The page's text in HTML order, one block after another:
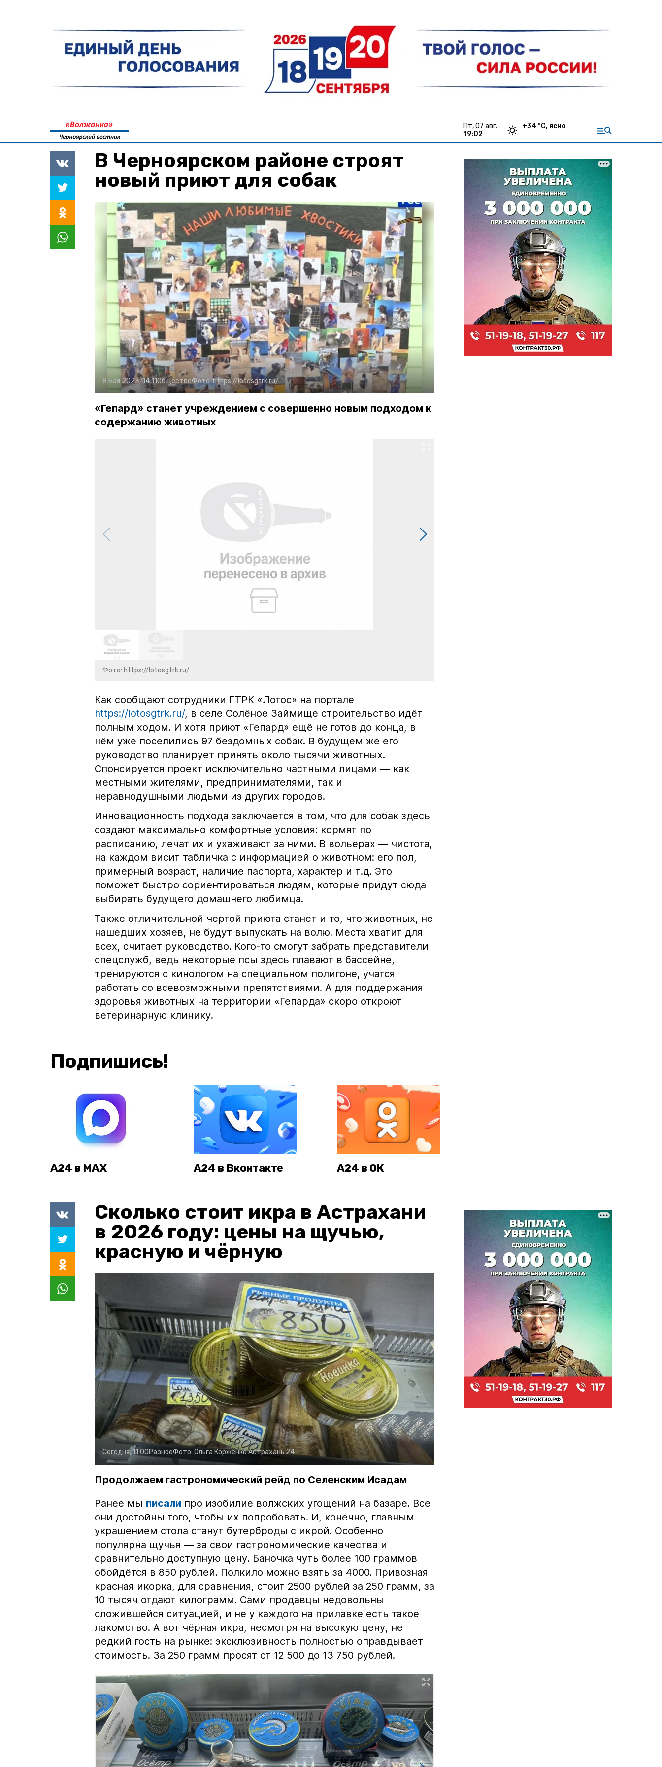
пт, 07 авг.
19:02
+34 °С, ясно
В Черноярском районе строят
новый приют для собак
8 мая 2023, 14:11ОбществоФото:https://lotosgtrk.ru/
«Гепард» станет учреждением с совершенно новым подходом к
содержанию животных
Фото: https://lotosgtrk.ru/
Как сообщают сотрудники ГТРК «Лотос» на портале
https://lotosgtrk.ru/, в селе Солёное Займище строительство идёт
полным ходом. И хотя приют «Гепард» ещё не готов до конца, в
нём уже поселились 97 бездомных собак. В будущем же его
руководство планирует принять около тысячи животных.
Спонсируется проект исключительно частными лицами — как
местными жителями, предпринимателями, так и
неравнодушными людьми из других городов.
Инновационность подхода заключается в том, что для собак здесь
создают максимально комфортные условия: кормят по
расписанию, лечат их и ухаживают за ними. В вольерах — чистота,
на каждом висит табличка с информацией о животном: его пол,
примерный возраст, наличие паспорта, характер и т.д. Это
поможет быстро сориентироваться людям, которые придут сюда
выбирать будущего домашнего любимца.
Также отличительной чертой приюта станет и то, что животных, не
нашедших хозяев, не будут выпускать на волю. Места хватит для
всех, считает руководство. Кого-то смогут забрать представители
спецслужб, ведь некоторые псы здесь плавают в бассейне,
тренируются с кинологом на специальном полигоне, учатся
работать со всевозможными препятствиями. А для поддержания
здоровья животных на территории «Гепарда» скоро откроют
ветеринарную клинику.
Подпишись!
А24 в MAX А24 в Вконтакте А24 в ОК
Сколько стоит икра в Астрахани
в 2026 году: цены на щучью,
красную и чёрную
Сегодня, 11:00РазноеФото: Ольга КорженкоАстрахань 24
Продолжаем гастрономический рейд по Селенским Исадам
Ранее мы писали про изобилие волжских угощений на базаре. Все
они достойны того, чтобы их попробовать. И, конечно, главным
украшением стола станут бутерброды с икрой. Особенно
популярна щучья — за свои гастрономические качества и
сравнительно доступную цену. Баночка чуть более 100 граммов
обойдётся в 850 рублей. Полкило можно взять за 4000. Привозная
красная икорка, для сравнения, стоит 2500 рублей за 250 грамм, за
10 тысяч отдают килограмм. Сами продавцы недовольны
сложившейся ситуацией, и не у каждого на прилавке есть такое
лакомство. А вот чёрная икра, несмотря на высокую цену, не
редкий гость на рынке: эксклюзивность полностью оправдывает
стоимость. За 250 грамм просят от 12 500 до 13 750 рублей.